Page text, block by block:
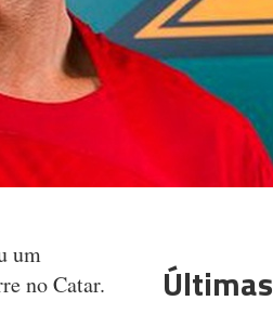
um
no Catar.
Últimas